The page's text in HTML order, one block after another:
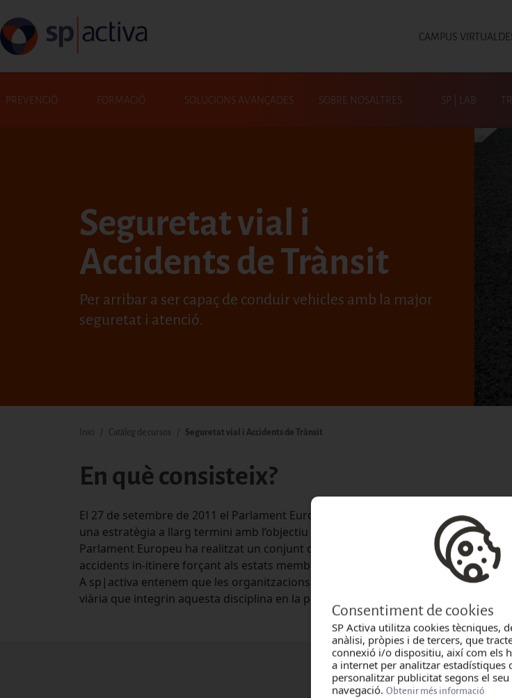
CAMPUS VIRTUAL
Cerca a
PREVENCIÓ FORMACIÓ SOLUCIONS AVANÇADES SOBRE NOSALTRES SP | LAB
Seguretat vial i
Accidents de Trànsit
Per arribar a ser capaç de conduir vehicles amb la major
seguretat i atenció.
Fil d'ariadna
Inici Catàleg de cursos Seguretat vial i Accidents de Trànsit
En què consisteix?
El 27 de setembre de 2011 el Parlament Europeu va dictar una resolució sobre
una estratègia a llarg termini amb l’objectiu d’evitar totes les víctimes mortals
Parlament Europeu ha realitzat un conjunt de suggeriments i recomanacions
accidents in-itinere forçant als estats membres a que fomentin i incentivin
A sp|activa entenem que les organitzacions han d'adquirir un compromís ferm
viària que integrin aquesta disciplina en la política de prevenció de riscos de
Consentiment de cookies
SP Activa utilitza cookies tècniques,
anàlisi, pròpies i de tercers, que
connexió i/o dispositiu, així com els
a internet per analitzar estadístiques
personalitzar publicitat segons el
navegació. Obtenir més informació